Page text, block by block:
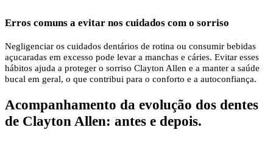
Erros comuns a evitar nos cuidados com o sorriso
Negligenciar os cuidados dentários de rotina ou consumir bebidas
açucaradas em excesso pode levar a manchas e cáries. Evitar esses
hábitos ajuda a proteger o sorriso Clayton Allen e a manter a saúde
bucal em geral, o que contribui para o conforto e a autoconfiança.
Acompanhamento da evolução dos dentes
de Clayton Allen: antes e depois.